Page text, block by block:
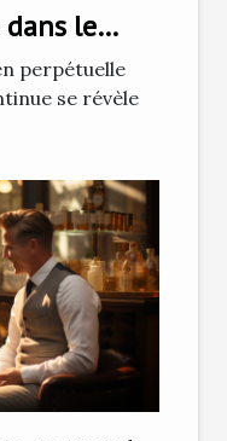
le
perpétuelle
se révèle